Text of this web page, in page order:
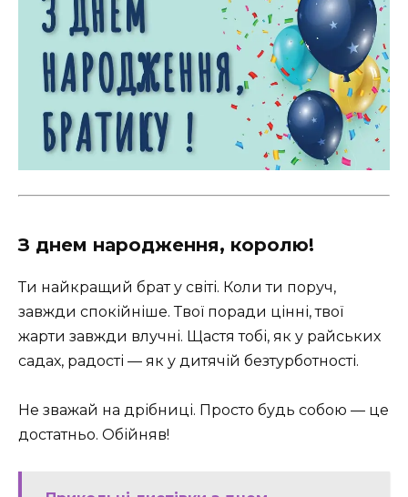
З днем народження, королю!
Ти найкращий брат у світі. Коли ти поруч,
завжди спокійніше. Твої поради цінні, твої
жарти завжди влучні. Щастя тобі, як у райських
садах, радості — як у дитячій безтурботності.
Не зважай на дрібниці. Просто будь собою — це
достатньо. Обійняв!